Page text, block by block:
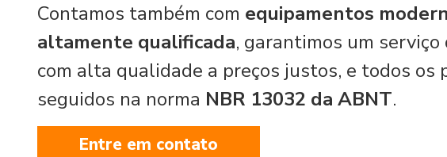
Contamos também com equipamentos
altamente qualificada, garantimos um
com alta qualidade a preços justos, e todos os
seguidos na norma NBR 13032 da ABNT.
Entre em contato